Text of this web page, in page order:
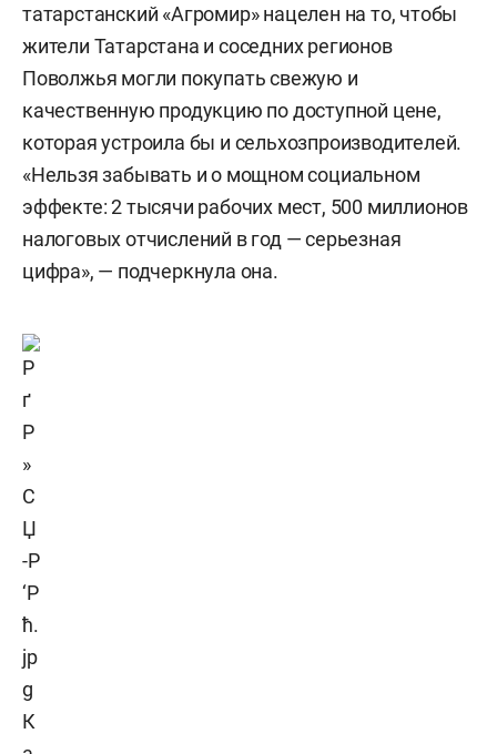
татарстанский «Агромир» нацелен на то, чтобы
жители Татарстана и соседних регионов
Поволжья могли покупать свежую и
качественную продукцию по доступной цене,
которая устроила бы и сельхозпроизводителей.
«Нельзя забывать и о мощном социальном
эффекте: 2 тысячи рабочих мест, 500 миллионов
налоговых отчислений в год — серьезная
цифра», — подчеркнула она.
К